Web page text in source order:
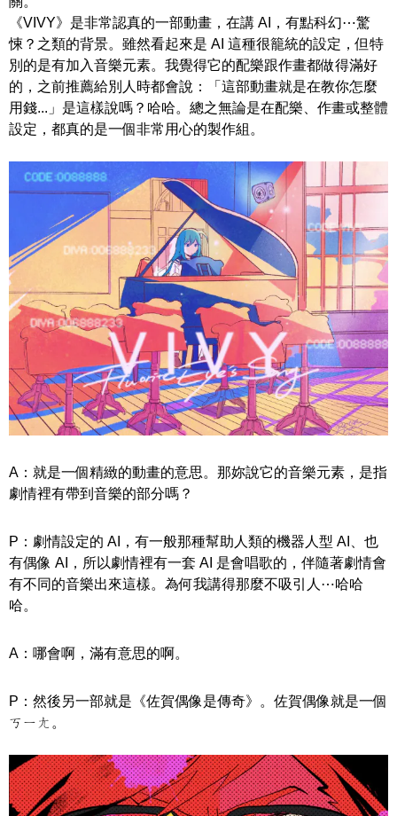
《VIVY》是非常認真的一部動畫，在講 AI，有點科幻⋯驚
悚？之類的背景。雖然看起來是 AI 這種很籠統的設定，但特
別的是有加入音樂元素。我覺得它的配樂跟作畫都做得滿好
的，之前推薦給別人時都會說：「這部動畫就是在教你怎麼
用錢...」 是這樣說嗎？哈哈。總之無論是在配樂、作畫或整體
設定，都真的是一個非常用心的製作組。
A：就是一個精緻的動畫的意思。那妳說它的音樂元素，是指
劇情裡有帶到音樂的部分嗎？
P：劇情設定的 AI，有一般那種幫助人類的機器人型 AI、也
有偶像 AI，所以劇情裡有一套 AI 是會唱歌的，伴隨著劇情會
有不同的音樂出來這樣。為何我講得那麼不吸引人⋯哈哈
哈。
A：哪會啊，滿有意思的啊。
P：然後另一部就是《佐賀偶像是傳奇》。佐賀偶像就是一個
ㄎㄧㄤ。